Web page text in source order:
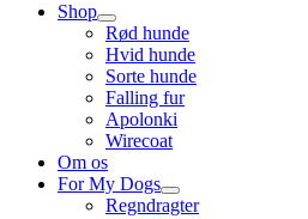
Shop
Rød hunde
Hvid hunde
Sorte hunde
Falling fur
Apolonki
Wirecoat
Om os
For My Dogs
Regndragter